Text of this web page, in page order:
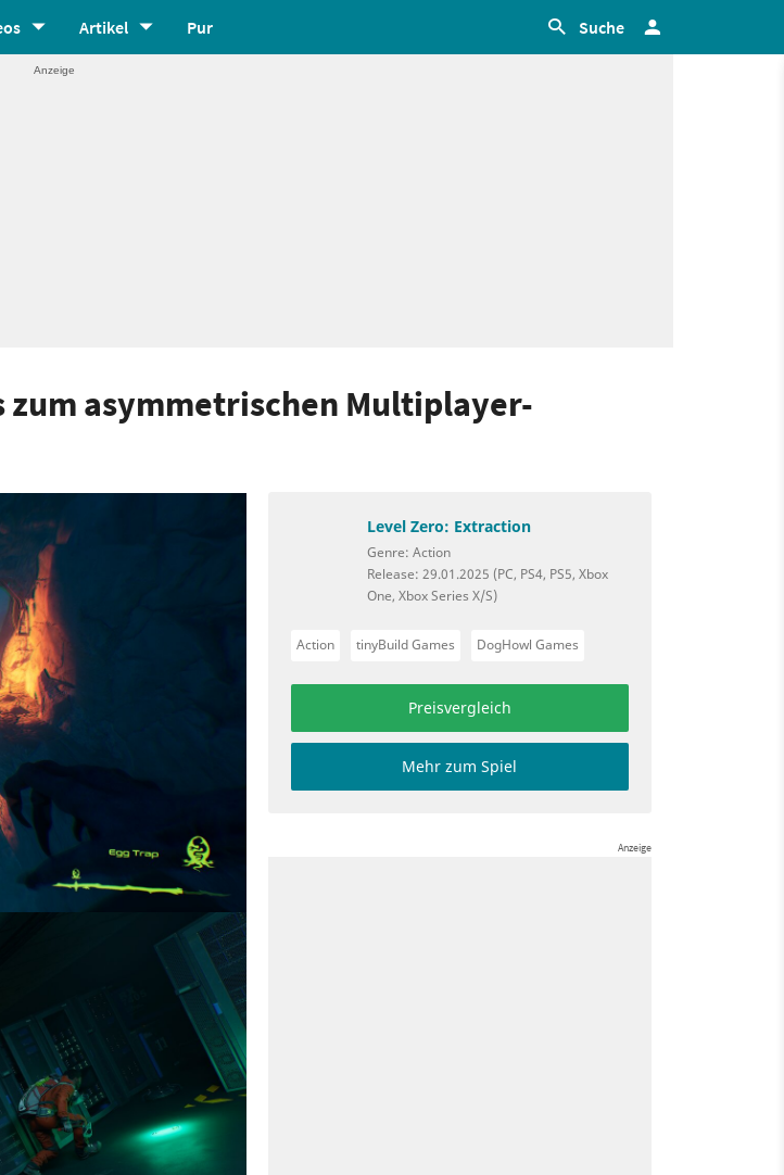
Artikel Pur Suche
zum asymmetrischen Multiplayer-
Level Zero: Extraction
Genre: Action
Release: 29.01.2025 (PC, PS4, PS5, Xbox
One, Xbox Series X/S)
Action tinyBuild Games DogHowl Games
Preisvergleich
Mehr zum Spiel